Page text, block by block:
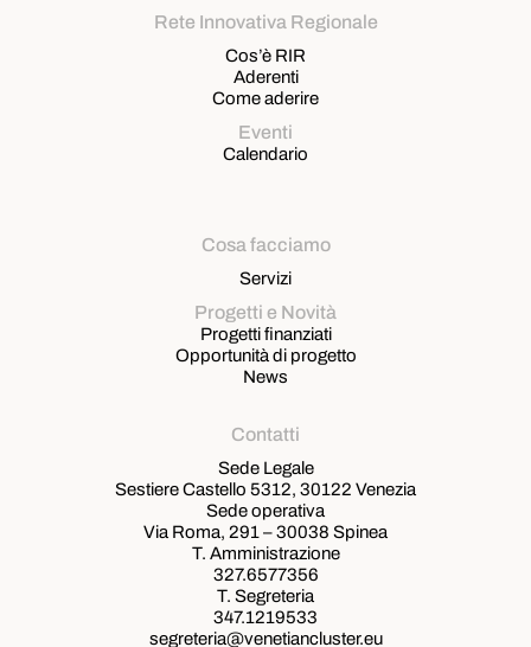
Rete Innovativa Regionale
Cos’è RIR
Aderenti
Come aderire
Eventi
Calendario
Cosa facciamo
Servizi
Progetti e Novità
Progetti finanziati
Opportunità di progetto
News
Contatti
Sede Legale
Sestiere Castello 5312, 30122 Venezia
Sede operativa
Via Roma, 291 – 30038 Spinea
T. Amministrazione
327.6577356
T. Segreteria
347.1219533
segreteria@venetiancluster.eu